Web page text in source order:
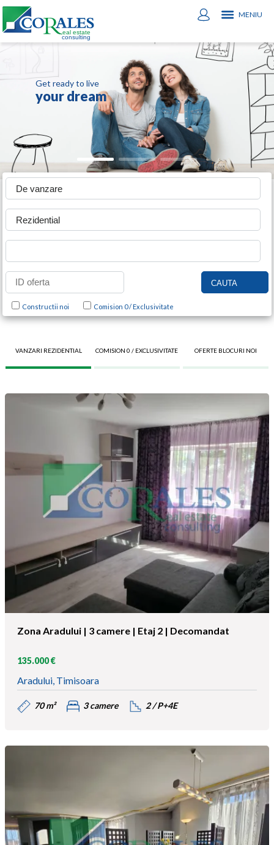
MENIU
Get ready to live
your dream
Constructii noi Comision 0 / Exclusivitate
VANZARI REZIDENTIAL COMISION 0 / EXCLUSIVITATE OFERTE BLOCURI NOI
Zona Aradului | 3 camere | Etaj 2 | Decomandat
135.000 €
Aradului, Timisoara
70 m² 3 camere 2 / P+4E